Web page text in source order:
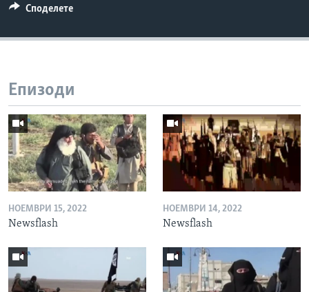
Споделете
Епизоди
НОЕМВРИ 15, 2022
Newsflash
НОЕМВРИ 14, 2022
Newsflash